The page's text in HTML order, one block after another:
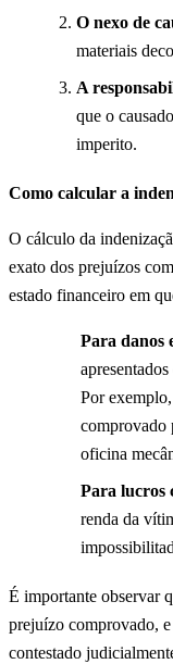
O nexo de
materiais
A
que o
imperito.
Como calcular a
O cálculo da
exato dos prejuízos
estado financeiro em
Para danos
Por
comprovado
oficina
Para lucros
renda da
É importante observar
prejuízo comprovado,
contestado